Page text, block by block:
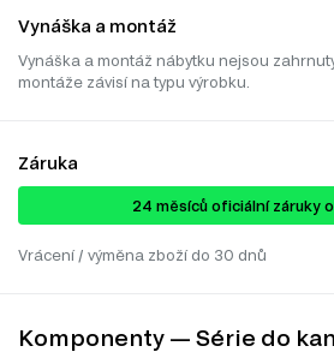
Vynáška a montáž
Vynáška a montáž nábytku nejsou
montáže závisí na typu výrobku.
Záruka
24 ​​​​měsíců oficiální záruky
Vrácení / výměna zboží do 30 dnů
Komponenty — Série do